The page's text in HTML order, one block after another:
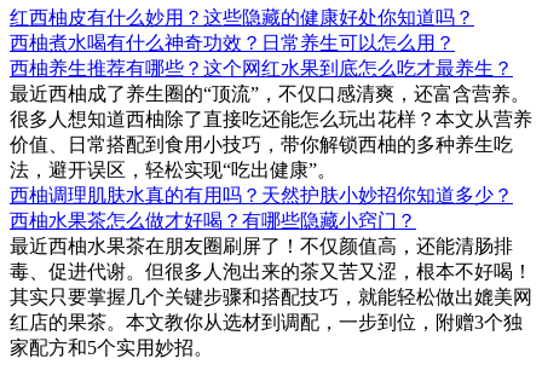
红西柚皮有什么妙用？这些隐藏的健康好处你知道吗？
西柚煮水喝有什么神奇功效？日常养生可以怎么用？
西柚养生推荐有哪些？这个网红水果到底怎么吃才最养生？
最近西柚成了养生圈的“顶流”，不仅口感清爽，还富含营养。
很多人想知道西柚除了直接吃还能怎么玩出花样？本文从营养
价值、日常搭配到食用小技巧，带你解锁西柚的多种养生吃
法，避开误区，轻松实现“吃出健康”。
西柚调理肌肤水真的有用吗？天然护肤小妙招你知道多少？
西柚水果茶怎么做才好喝？有哪些隐藏小窍门？
最近西柚水果茶在朋友圈刷屏了！不仅颜值高，还能清肠排
毒、促进代谢。但很多人泡出来的茶又苦又涩，根本不好喝！
其实只要掌握几个关键步骤和搭配技巧，就能轻松做出媲美网
红店的果茶。本文教你从选材到调配，一步到位，附赠3个独
家配方和5个实用妙招。